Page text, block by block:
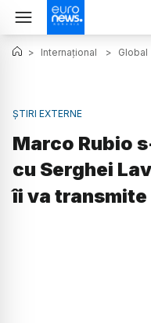
> Internațional > Global
ȘTIRI EXTERNE
Marco Rubio
cu Serghei
îi va transmite